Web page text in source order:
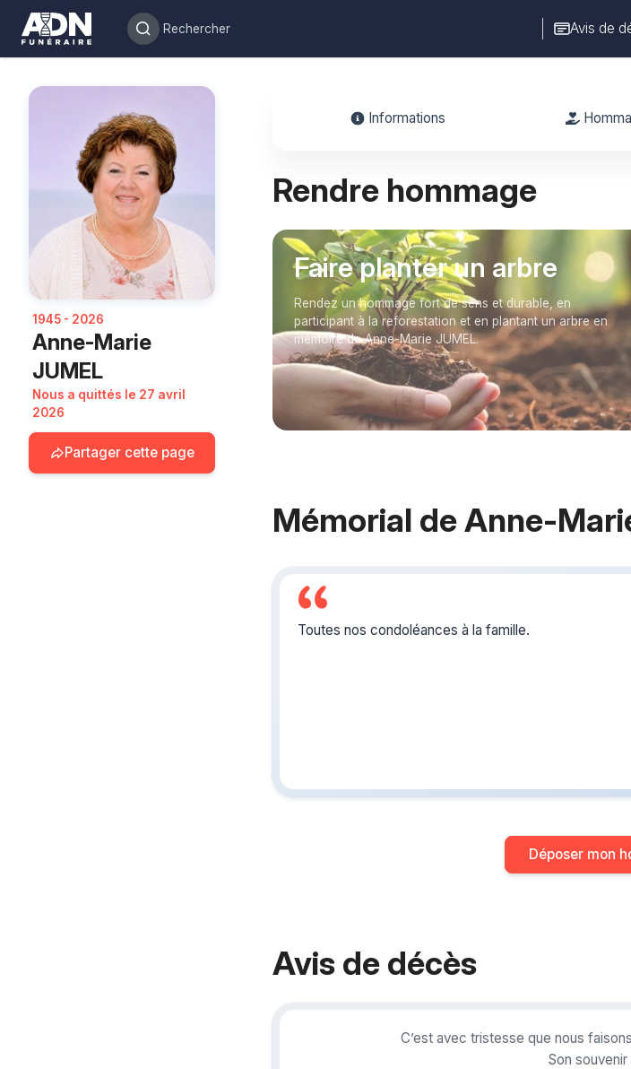
Avis de
1945 - 2026
Anne-Marie
JUMEL
Nous a quittés le 27 avril
2026
Partager cette page
Informations
Rendre hommage
Faire planter un arbre
Rendez un hommage fort de sens et durable, en
participant à la reforestation et en plantant un arbre en
mémoire de Anne-Marie JUMEL.
Mémorial de Anne-
Toutes nos condoléances à la famille.
Déposer mon
Avis de décès
C’est avec tristesse que nous
Son